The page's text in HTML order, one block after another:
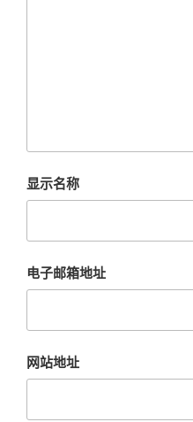
显示名称
电子邮箱地址
网站地址